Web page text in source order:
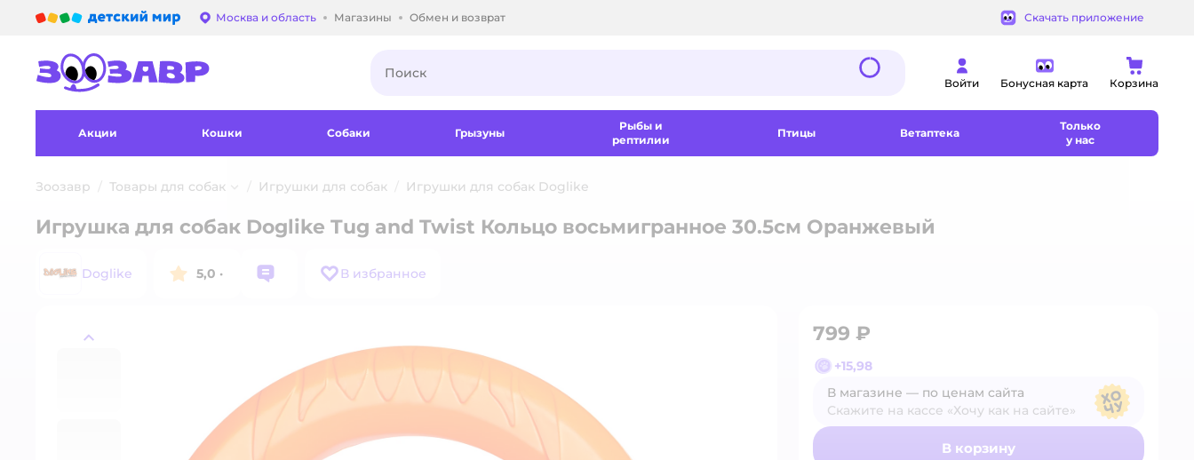
Выбор адреса доставки.
Москва и область Магазины Обмен и возврат Скачать приложение
Войти Бонусная карта Корзина
Акции Кошки Собаки Грызуны
Рыбы и
рептилии
Птицы Ветаптека
Только
у нас
Зоозавр Товары для собак Игрушки для собак Игрушки для собак Doglike
назад
Игрушка для собак Doglike Tug and Twist Кольцо восьмигранное 30.5см Оранжевый
Doglike 5,0 · В избранное
799 ₽
+15,98
В магазине — по ценам сайта
Скажите на кассе «Хочу как на сайте»
В магазине — по ценам сайта
В корзину